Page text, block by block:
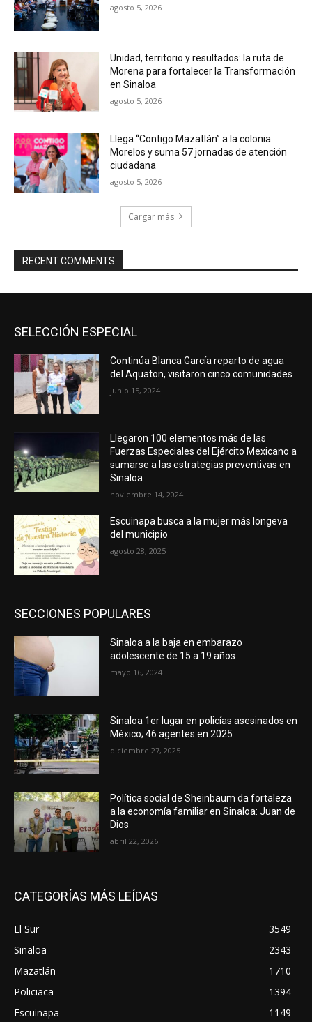
agosto 5, 2026
Unidad, territorio y resultados: la ruta de
Morena para fortalecer la Transformación
en Sinaloa
agosto 5, 2026
Llega “Contigo Mazatlán” a la colonia
Morelos y suma 57 jornadas de atención
ciudadana
agosto 5, 2026
Cargar más
RECENT COMMENTS
SELECCIÓN ESPECIAL
Continúa Blanca García reparto de agua
del Aquaton, visitaron cinco comunidades
junio 15, 2024
Llegaron 100 elementos más de las
Fuerzas Especiales del Ejército Mexicano a
sumarse a las estrategias preventivas en
Sinaloa
noviembre 14, 2024
Escuinapa busca a la mujer más longeva
del municipio
agosto 28, 2025
SECCIONES POPULARES
Sinaloa a la baja en embarazo
adolescente de 15 a 19 años
mayo 16, 2024
Sinaloa 1er lugar en policías asesinados en
México; 46 agentes en 2025
diciembre 27, 2025
Política social de Sheinbaum da fortaleza
a la economía familiar en Sinaloa: Juan de
Dios
abril 22, 2026
CATEGORÍAS MÁS LEÍDAS
El Sur
3549
Sinaloa
2343
Mazatlán
1710
Policiaca
1394
Escuinapa
1149